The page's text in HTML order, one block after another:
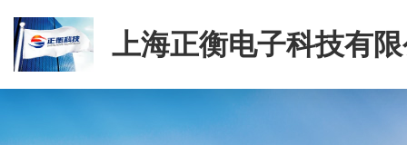
上海正衡电子科技有